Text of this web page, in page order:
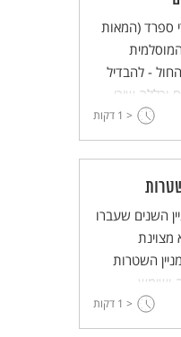
ספרד (המאות
המוסלמית
- להבדיל
שירי
משירה
< 1 דקות
השנים שעברו
מצוינת
השטרות
ושימש
< 1 דקות